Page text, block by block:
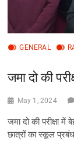
GENERAL
जमा दो की
May 1, 2024
जमा दो की परीक्षा
छात्रों का स्कूल